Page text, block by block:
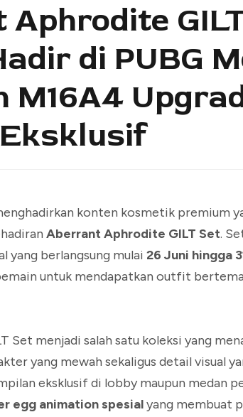
di PUBG
M16A4
konten kosmetik premium
Aberrant Aphrodite GILT Set.
yang berlangsung mulai 26 Juni hingga
untuk mendapatkan outfit
Set menjadi salah satu koleksi yang
yang mewah sekaligus detail visual
eksklusif di lobby maupun medan
egg animation spesialyang membuat